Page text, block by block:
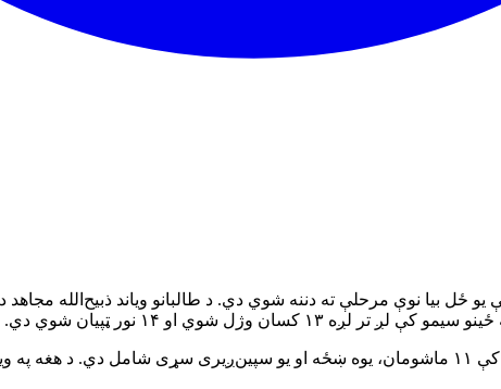
وژل شوي او ۱۴ نور ټپیان شوي دي.
مجاهد په ایکس کې په یوه پیغام کې وویل چې په وژل شویو کسانو کې ۱۱ ماشومان، یوه ښځه او